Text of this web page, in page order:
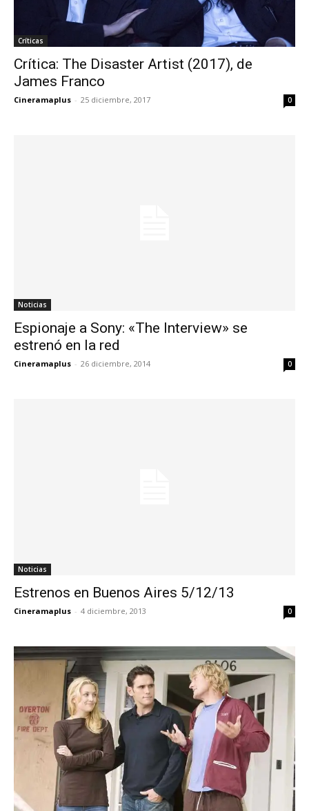
Críticas
Crítica: The Disaster Artist (2017), de
James Franco
Cineramaplus - 25 diciembre, 2017 0
Noticias
Espionaje a Sony: «The Interview» se
estrenó en la red
Cineramaplus - 26 diciembre, 2014 0
Noticias
Estrenos en Buenos Aires 5/12/13
Cineramaplus - 4 diciembre, 2013 0